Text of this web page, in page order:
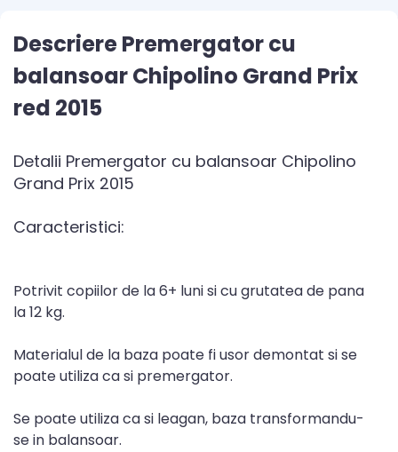
Descriere Premergator cu
balansoar Chipolino Grand Prix
red 2015
Detalii Premergator cu balansoar Chipolino
Grand Prix 2015
Caracteristici:
Potrivit copiilor de la 6+ luni si cu grutatea de pana
la 12 kg.
Materialul de la baza poate fi usor demontat si se
poate utiliza ca si premergator.
Se poate utiliza ca si leagan, baza transformandu-
se in balansoar.